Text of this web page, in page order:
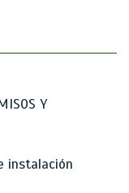
Y
instalación